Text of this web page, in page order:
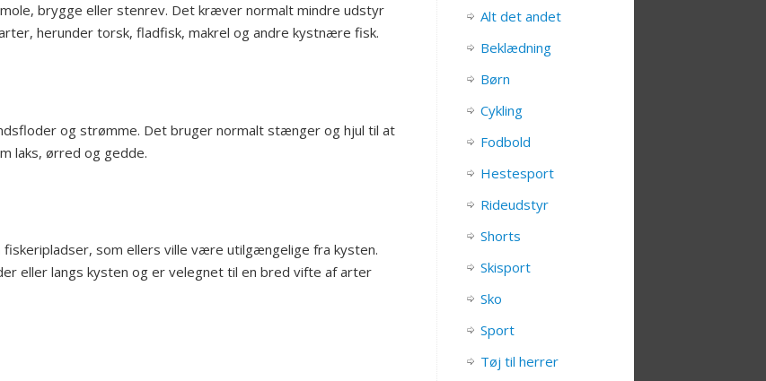
brygge eller stenrev. Det kræver normalt mindre udstyr
herunder torsk, fladfisk, makrel og andre kystnære fisk.
og strømme. Det bruger normalt stænger og hjul til at
laks, ørred og gedde.
som ellers ville være utilgængelige fra kysten.
eller langs kysten og er velegnet til en bred vifte af arter
Alt det andet
Beklædning
Børn
Cykling
Fodbold
Hestesport
Rideudstyr
Shorts
Skisport
Sko
Sport
Tøj til herrer